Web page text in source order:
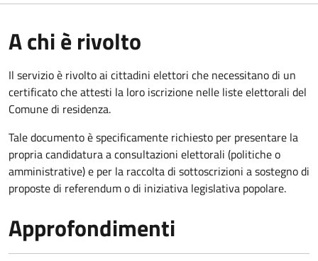
A chi è rivolto
Il servizio è rivolto ai cittadini elettori che necessitano di un
certificato che attesti la loro iscrizione nelle liste elettorali del
Comune di residenza.
Tale documento è specificamente richiesto per presentare la
propria candidatura a consultazioni elettorali (politiche o
amministrative) e per la raccolta di sottoscrizioni a sostegno di
proposte di referendum o di iniziativa legislativa popolare.
Approfondimenti